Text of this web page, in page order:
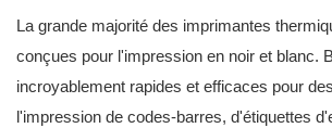
La grande majorité des imprimantes
conçues pour l'impression en noir et blanc.
incroyablement rapides et efficaces pour
l'impression de codes-barres, d'étiquettes